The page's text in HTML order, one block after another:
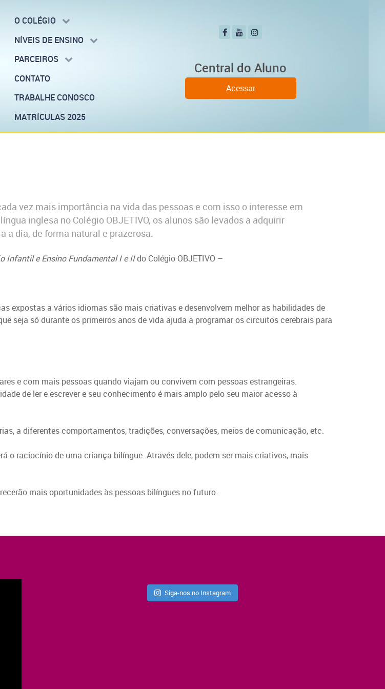
O COLÉGIO
NÍVEIS DE ENSINO
PARCEIROS
CONTATO
TRABALHE CONOSCO
MATRÍCULAS 2025
Central do Aluno
Acessar
vez mais importância na vida das pessoas e com isso o interesse em
inglesa no Colégio OBJETIVO, os alunos são levados a adquirir
a dia, de forma natural e prazerosa.
Infantil e Ensino Fundamental I e IIdo Colégio OBJETIVO –
expostas a vários idiomas são mais criativas e desenvolvem melhor as habilidades de
seja só durante os primeiros anos de vida ajuda a programar os circuitos cerebrais para
e com mais pessoas quando viajam ou convivem com pessoas estrangeiras.
de ler e escrever e seu conhecimento é mais amplo pelo seu maior acesso à
a diferentes comportamentos, tradições, conversações, meios de comunicação, etc.
o raciocínio de uma criança bilíngue. Através dele, podem ser mais criativos, mais
mais oportunidades às pessoas bilíngues no futuro.
Siga-nos no Instagram